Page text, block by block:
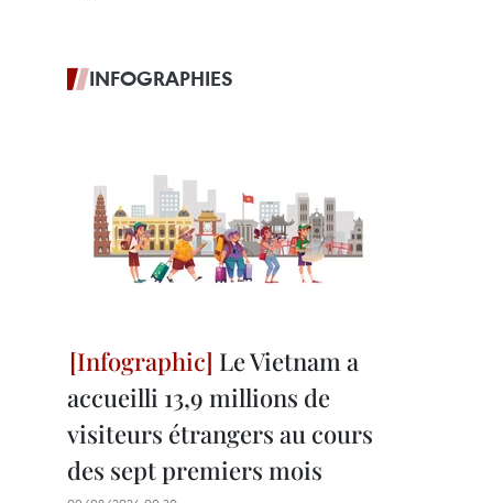
INFOGRAPHIES
Le Vietnam a
accueilli 13,9 millions de
visiteurs étrangers au cours
des sept premiers mois